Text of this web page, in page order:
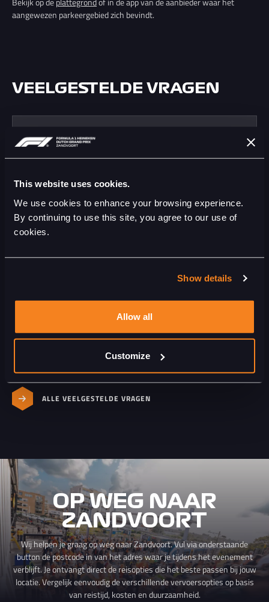
This website uses cookies.
We use cookies to enhance your browsing experience.
By continuing to use this site, you agree to our use of
cookies.
Show details
Allow all
Customize
aangewezen parkeergebied zich bevindt.
VEELGESTELDE VRAGEN
STALLEN?
ZANDVOORT TIJDENS DE DUTCH GRAND PRIX?
IS HET VERPLICHT OM EEN
(BROM)FIETSPARKEERPLAATS TE
RESERVEREN?
KAN IK ZONDER EIGEN FIETS GEBRUIKMAKEN
VAN EEN PARK + BIKE-PARKEERTERREIN?
KAN IK DE ACCU VAN MIJN FIETS ERGENS
MAG IK DE ACCU VAN MIJN FIETS MEENEMEN
HET EVENEMENTENTERREIN OP?
ALLE VEELGESTELDE VRAGEN
OP WEG NAAR
ZANDVOORT
Wij helpen je graag op weg naar Zandvoort. Vul via onderstaande
button de postcode in van het adres waar je tijdens het evenement
verblijft. Je ontvangt direct de reisopties die het beste passen bij jouw
locatie. Vergelijk eenvoudig de verschillende vervoersopties op basis
van reistijd, kosten en duurzaamheid.